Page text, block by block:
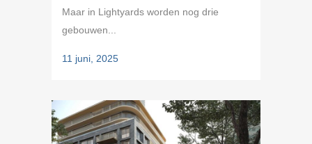
Maar in Lightyards worden nog drie
gebouwen...
11 juni, 2025